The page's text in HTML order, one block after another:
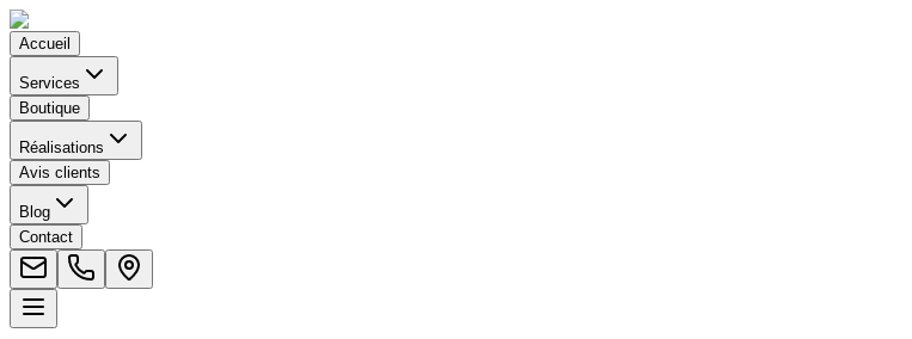
Accueil
Services
Boutique
Réalisations
Avis clients
Blog
Contact